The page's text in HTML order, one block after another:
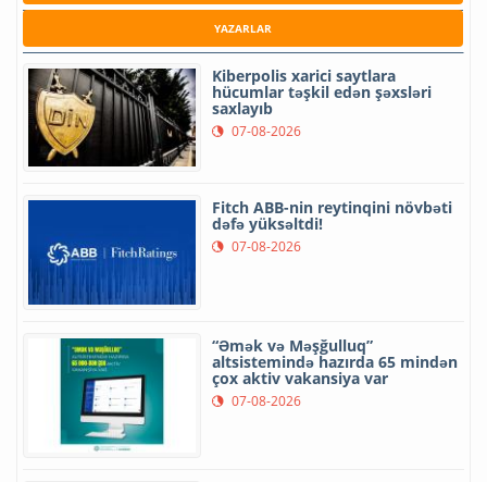
YAZARLAR
Kiberpolis xarici saytlara
hücumlar təşkil edən şəxsləri
saxlayıb
07-08-2026
Fitch ABB-nin reytinqini növbəti
dəfə yüksəltdi!
07-08-2026
“Əmək və Məşğulluq”
altsistemində hazırda 65 mindən
çox aktiv vakansiya var
07-08-2026